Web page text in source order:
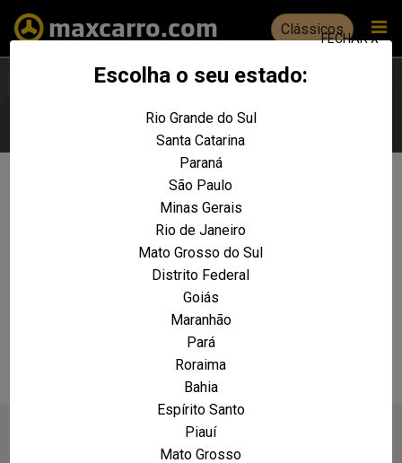
Escolha o seu estado:
FECHAR X
Rio Grande do Sul
Santa Catarina
Paraná
São Paulo
Minas Gerais
Rio de Janeiro
Mato Grosso do Sul
Distrito Federal
Goiás
Maranhão
Pará
Roraima
Bahia
Espírito Santo
Piauí
Mato Grosso
Clássicos
Não foram encontrados resultados
para a sua pesquisa:
Gol CL 1.6 Mi 2p e 4p
REALIZE UMA NOVA PESQUISA E TENTE ENCONTRAR O VEÍCULO QUE VOCÊ